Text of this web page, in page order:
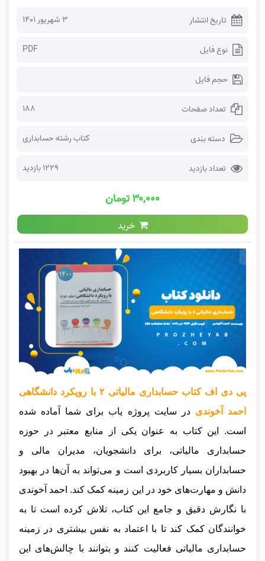
تاریخ انتشار ۳ شهریور ۱۴۰۱
نوع فایل PDF
حجم فایل
تعداد صفحات 188
دسته بندی کتاب رشته حسابداری
تعداد بازدید 1229 بازدید
۳۰,۰۰۰ تومان
خرید
پی دی اف کتاب حسابداری مالیاتی ۲ با رویکرد دانشگاهی
احمد آخوندیدر سایت پروژه یاب برای شما آماده شده
است.
این کتاب به عنوان یکی از منابع معتبر در حوزه
حسابداری مالیاتی، برای دانشجویان، مدیران مالی و
حسابداران بسیار کاربردی است و می‌تواند به آن‌ها در بهبود
دانش و مهارت‌های خود در این زمینه کمک کند. احمد آخوندی
با نگارش دقیق و جامع این کتاب، تلاش کرده است تا به
خوانندگان کمک کند تا با اعتماد به نفس بیشتری در زمینه
حسابداری مالیاتی فعالیت کنند و بتوانند با چالش‌های این